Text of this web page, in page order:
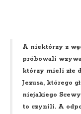
A niektórzy z
próbowali
którzy mieli złe
Jezusa, którego
niejakiego
to czynili. A